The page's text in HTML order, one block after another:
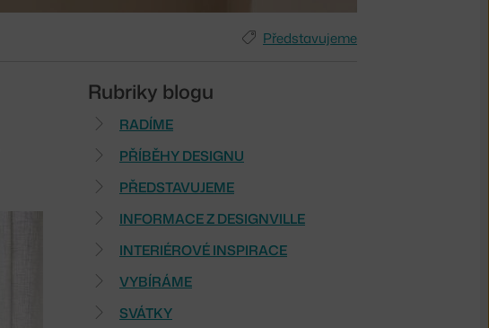
Představujeme
Rubriky blogu
RADÍME
PŘÍBĚHY DESIGNU
PŘEDSTAVUJEME
INFORMACE Z DESIGNVILLE
INTERIÉROVÉ INSPIRACE
VYBÍRÁME
SVÁTKY